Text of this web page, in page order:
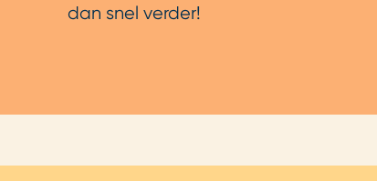
dan snel verder!